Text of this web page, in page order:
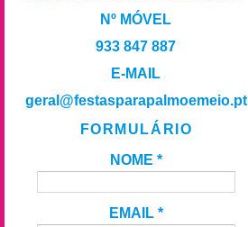
Nº MÓVEL
933 847 887
E-MAIL
geral@festasparapalmoemeio.pt
FORMULÁRIO
NOME *
EMAIL *